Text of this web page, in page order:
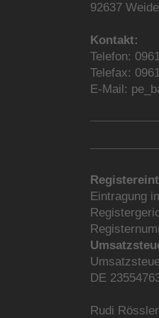
92637
Kontakt:
Telefon:
Telefax:
E-Mail:
Eintragung
DE
Rudi